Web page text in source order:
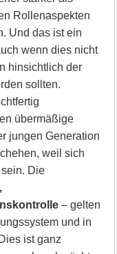
Rollenaspekten
Und das ist ein
wenn dies nicht
hinsichtlich der
sollten.
übermäßige
jungen Generation
weil sich
Die
– gelten
und in
ist ganz